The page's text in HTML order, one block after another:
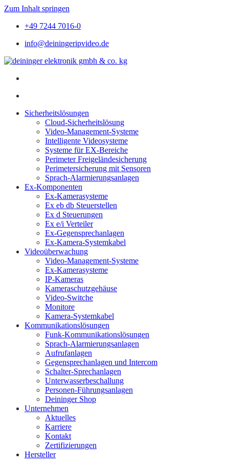
Zum Inhalt springen
+49 7244 7016-0
info@deiningeripvideo.de
Sicherheitslösungen
Cloud-Sicherheitslösung
Video-Management-Systeme
Intelligente Videosysteme
Systeme für EX-Bereiche
Perimeter Freigeländesicherung
Perimetersicherung mit Sensoren
Sprach-Alarmierungsanlagen
Ex-Komponenten
Ex-Kamerasysteme
Ex eb db Steuerstellen
Ex d Steuerungen
Ex e/i Verteiler
Ex-Gegensprechanlagen
Ex-Kamera-Systemkabel
Videoüberwachung
Video-Management-Systeme
Ex-Kamerasysteme
IP-Kameras
Kameraschutzgehäuse
Video-Switche
Monitore
Kamera-Systemkabel
Kommunikationslösungen
Funk-Kommunikationslösungen
Sprach-Alarmierungsanlagen
Aufrufanlagen
Gegensprechanlagen und Intercom
Schalter-Sprechanlagen
Unterwasserbeschallung
Personen-Führungsanlagen
Deininger Shop
Unternehmen
Aktuelles
Karriere
Kontakt
Zertifizierungen
Hersteller